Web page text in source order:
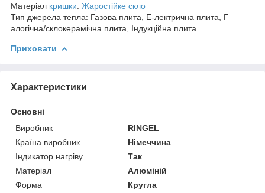
Матеріал кришки: Жаростійке скло
Тип джерела тепла: Газова плита, Е-лектрична плита, Г
алогічна/склокерамічна плита, Індукційна плита.
Приховати
Характеристики
Основні
Виробник
RINGEL
Країна виробник
Німеччина
Індикатор нагріву
Так
Матеріал
Алюміній
Форма
Кругла